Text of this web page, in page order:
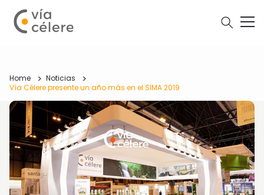
Home
Noticias
Vía Célere presente un año más en el SIMA 2019